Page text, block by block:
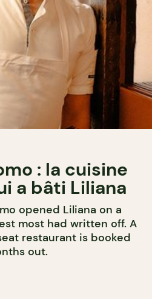
: la cuisine
a bâti Liliana
opened Liliana on a
most had written off. A
restaurant is booked
out.